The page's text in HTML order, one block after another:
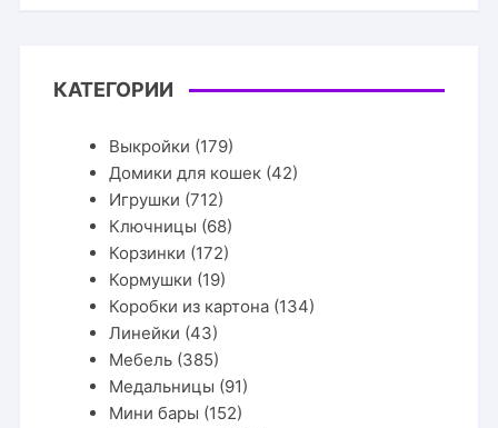
КАТЕГОРИИ
Выкройки (179)
Домики для кошек (42)
Игрушки (712)
Ключницы (68)
Корзинки (172)
Кормушки (19)
Коробки из картона (134)
Линейки (43)
Мебель (385)
Медальницы (91)
Мини бары (152)